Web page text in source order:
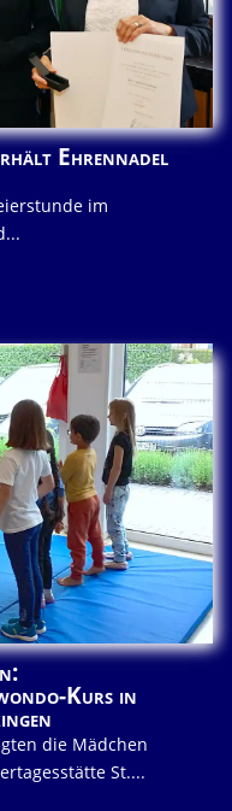
Ehrennadel
im
Kurs in
die Mädchen
St....